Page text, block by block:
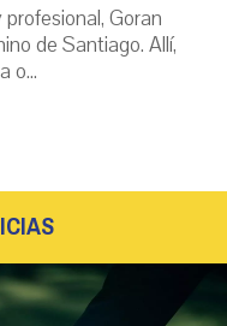
Goran
de Santiago. Allí,
o...